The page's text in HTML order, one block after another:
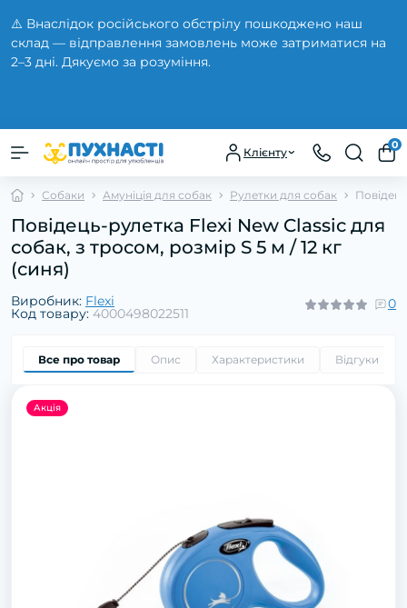
⚠️ Внаслідок російського обстрілу пошкоджено наш
склад — відправлення замовлень може затриматися на
2–3 дні. Дякуємо за розуміння.
Клієнту
0
Собаки Амуніція для собак Рулетки для собак
Повідець-рулетка Flexi New Classic для
собак, з тросом, розмір S 5 м / 12 кг
(синя)
Виробник: Flexi
Код товару: 4000498022511
0
Все про товар Опис Характеристики Відгуки
Акція